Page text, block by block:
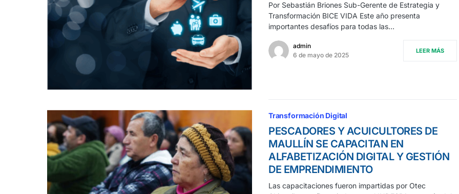
Por Sebastián Briones Sub-Gerente de Estrategia y
Transformación BICE VIDA Este año presenta
importantes desafíos para todas las…
admin
6 de mayo de 2025
LEER MÁS
Transformación Digital
PESCADORES Y ACUICULTORES DE
MAULLÍN SE CAPACITAN EN
ALFABETIZACIÓN DIGITAL Y GESTIÓN
DE EMPRENDIMIENTO
Las capacitaciones fueron impartidas por Otec